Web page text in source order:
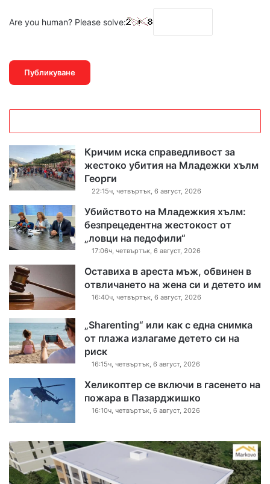
Are you human? Please solve:
Кричим иска справедливост за
жестоко убития на Младежки хълм
Георги
22:15ч, четвъртък, 6 август, 2026
Убийството на Младежкия хълм:
безпрецедентна жестокост от
„ловци на педофили“
17:06ч, четвъртък, 6 август, 2026
Оставиха в ареста мъж, обвинен в
отвличането на жена си и детето им
16:40ч, четвъртък, 6 август, 2026
„Sharenting“ или как с една снимка
от плажа излагаме детето си на
риск
16:15ч, четвъртък, 6 август, 2026
Хеликоптер се включи в гасенето на
пожара в Пазарджишко
16:10ч, четвъртък, 6 август, 2026